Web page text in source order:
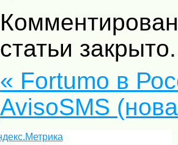
статьи закрыто.
« Fortumo в
AvisoSMS